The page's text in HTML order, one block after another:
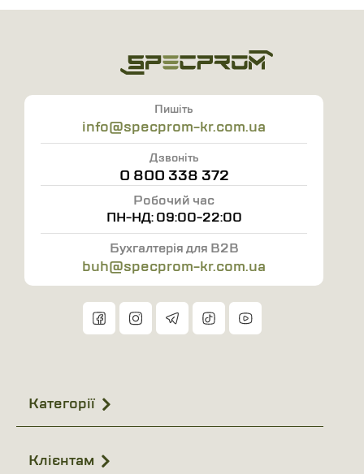
Пишіть
info@specprom-kr.com.ua
Дзвоніть
0 800 338 372
Робочий час
ПН-НД: 09:00-22:00
Бухгалтерія для B2B
buh@specprom-kr.com.ua
Категорії
Клієнтам